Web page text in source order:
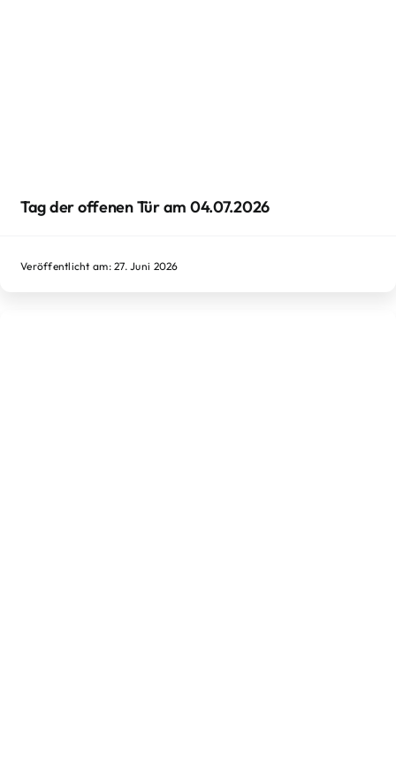
Tag der offenen Tür am 04.07.2026
Veröffentlicht am: 27. Juni 2026